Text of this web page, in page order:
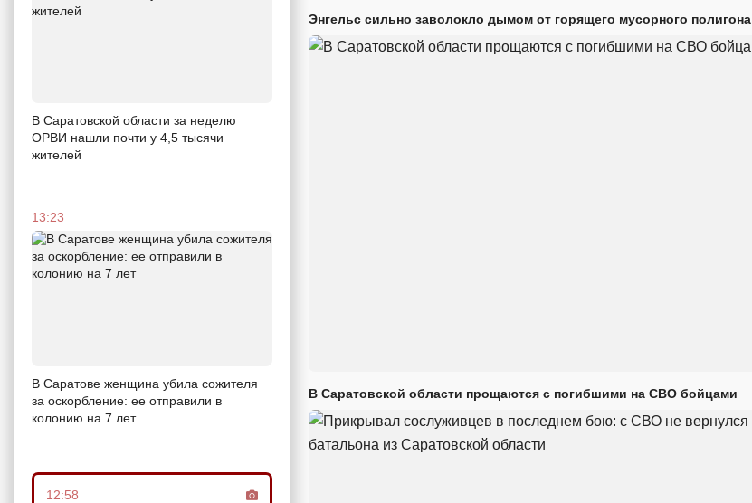
В Саратовской области за неделю
ОРВИ нашли почти у 4,5 тысячи
жителей
13:23
В Саратове женщина убила сожителя
за оскорбление: ее отправили в
колонию на 7 лет
12:58
Энгельс сильно заволокло дымом от горящего мусорного полигона
В Саратовской области прощаются с погибшими на СВО бойцами